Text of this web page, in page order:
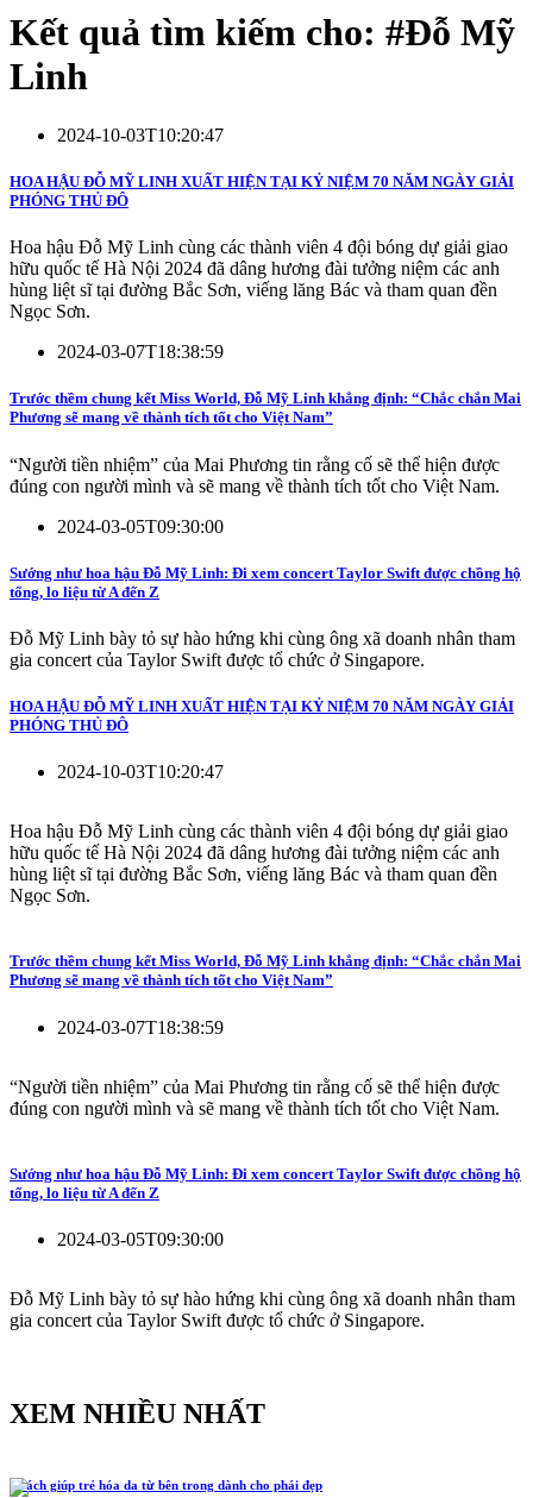
Kết quả tìm kiếm cho: #Đỗ Mỹ
Linh
2024-10-03T10:20:47
HOA HẬU ĐỖ MỸ LINH XUẤT HIỆN TẠI KỶ NIỆM 70 NĂM NGÀY GIẢI
PHÓNG THỦ ĐÔ
Hoa hậu Đỗ Mỹ Linh cùng các thành viên 4 đội bóng dự giải giao
hữu quốc tế Hà Nội 2024 đã dâng hương đài tưởng niệm các anh
hùng liệt sĩ tại đường Bắc Sơn, viếng lăng Bác và tham quan đền
Ngọc Sơn.
2024-03-07T18:38:59
Trước thềm chung kết Miss World, Đỗ Mỹ Linh khẳng định: “Chắc chắn Mai
Phương sẽ mang về thành tích tốt cho Việt Nam”
“Người tiền nhiệm” của Mai Phương tin rằng cố sẽ thể hiện được
đúng con người mình và sẽ mang về thành tích tốt cho Việt Nam.
2024-03-05T09:30:00
Sướng như hoa hậu Đỗ Mỹ Linh: Đi xem concert Taylor Swift được chồng hộ
tống, lo liệu từ A đến Z
Đỗ Mỹ Linh bày tỏ sự hào hứng khi cùng ông xã doanh nhân tham
gia concert của Taylor Swift được tổ chức ở Singapore.
HOA HẬU ĐỖ MỸ LINH XUẤT HIỆN TẠI KỶ NIỆM 70 NĂM NGÀY GIẢI
PHÓNG THỦ ĐÔ
2024-10-03T10:20:47
Hoa hậu Đỗ Mỹ Linh cùng các thành viên 4 đội bóng dự giải giao
hữu quốc tế Hà Nội 2024 đã dâng hương đài tưởng niệm các anh
hùng liệt sĩ tại đường Bắc Sơn, viếng lăng Bác và tham quan đền
Ngọc Sơn.
Trước thềm chung kết Miss World, Đỗ Mỹ Linh khẳng định: “Chắc chắn Mai
Phương sẽ mang về thành tích tốt cho Việt Nam”
2024-03-07T18:38:59
“Người tiền nhiệm” của Mai Phương tin rằng cố sẽ thể hiện được
đúng con người mình và sẽ mang về thành tích tốt cho Việt Nam.
Sướng như hoa hậu Đỗ Mỹ Linh: Đi xem concert Taylor Swift được chồng hộ
tống, lo liệu từ A đến Z
2024-03-05T09:30:00
Đỗ Mỹ Linh bày tỏ sự hào hứng khi cùng ông xã doanh nhân tham
gia concert của Taylor Swift được tổ chức ở Singapore.
XEM NHIỀU NHẤT
5 cách giúp trẻ hóa da từ bên trong dành cho phái đẹp